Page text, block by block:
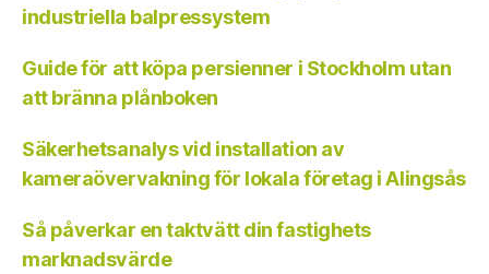
industriella balpressystem
Guide för att köpa persienner i Stockholm utan
att bränna plånboken
Säkerhetsanalys vid installation av
kameraövervakning för lokala företag i Alingsås
Så påverkar en taktvätt din fastighets
marknadsvärde